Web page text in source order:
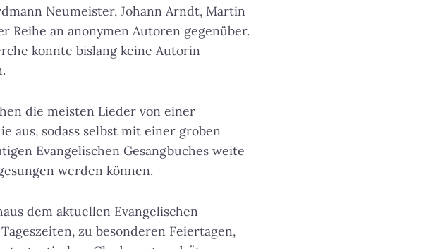
Neumeister, Johann Arndt, Martin
Reihe an anonymen Autoren gegenüber.
konnte bislang keine Autorin
die meisten Lieder von einer
aus, sodass selbst mit einer groben
Evangelischen Gesangbuches weite
werden können.
dem aktuellen Evangelischen
zu besonderen Feiertagen,